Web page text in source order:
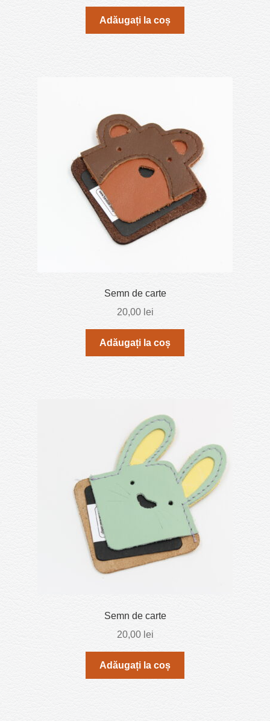
Adăugați la coș
Semn de carte
20,00 lei
Adăugați la coș
Semn de carte
20,00 lei
Adăugați la coș